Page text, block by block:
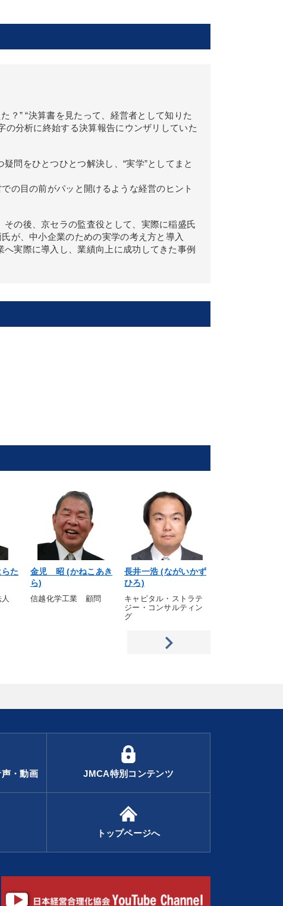
？” “決算書を見たって、経営者として知りた
分析に終始する決算報告にウンザリしていた
問をひとつひとつ解決し、“実学”としてまと
の目の前がパッと開けるような経営のヒント
の後、京セラの監査役として、実際に稲盛氏
が、中小企業のための実学の考え方と導入
実際に導入し、業績向上に成功してきた事例
た
人
金児 昭 (かねこあき
ら)
信越化学工業 顧問
長井一浩 (ながいかず
ひろ)
キャピタル・ストラテ
ジー・コンサルティン
グ
・動画 JMCA特別コンテンツ
トップページへ